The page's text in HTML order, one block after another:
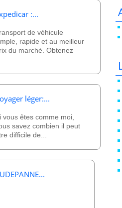
:...
de véhicule
rapide et au meilleur
du marché. Obtenez
léger:...
vous êtes comme moi,
savez combien il peut
difficile de...